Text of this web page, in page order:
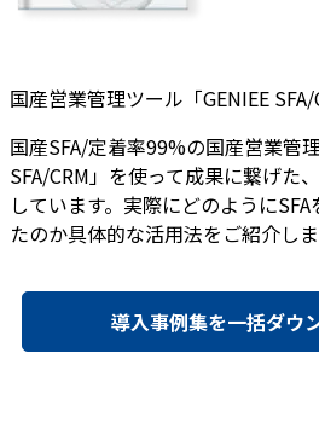
国産営業管理ツール「GENIEE
国産SFA/定着率99%の国産営業管
SFA/CRM」を使って成果に繋げた
しています。実際にどのように
たのか具体的な活用法をご紹介しま
導入事例集を一括ダウ